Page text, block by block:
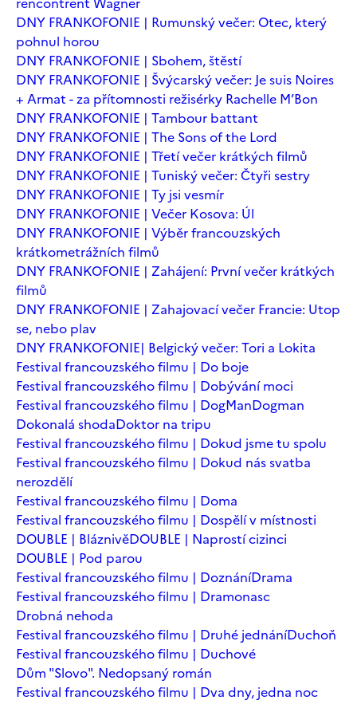
DNY FRANKOFONIE | Rumunský večer: Otec, který
pohnul horou
DNY FRANKOFONIE | Sbohem, štěstí
DNY FRANKOFONIE | Švýcarský večer: Je suis Noires
+ Armat - za přítomnosti režisérky Rachelle M’Bon
DNY FRANKOFONIE | Tambour battant
DNY FRANKOFONIE | The Sons of the Lord
DNY FRANKOFONIE | Třetí večer krátkých filmů
DNY FRANKOFONIE | Tuniský večer: Čtyři sestry
DNY FRANKOFONIE | Ty jsi vesmír
DNY FRANKOFONIE | Večer Kosova: Úl
DNY FRANKOFONIE | Výběr francouzských
krátkometrážních filmů
DNY FRANKOFONIE | Zahájení: První večer krátkých
filmů
DNY FRANKOFONIE | Zahajovací večer Francie: Utop
se, nebo plav
DNY FRANKOFONIE| Belgický večer: Tori a Lokita
Festival francouzského filmu | Do boje
Festival francouzského filmu | Dobývání moci
Festival francouzského filmu | DogManDogman
Dokonalá shodaDoktor na tripu
Festival francouzského filmu | Dokud jsme tu spolu
Festival francouzského filmu | Dokud nás svatba
nerozdělí
Festival francouzského filmu | Doma
Festival francouzského filmu | Dospělí v místnosti
DOUBLE | BláznivěDOUBLE | Naprostí cizinci
DOUBLE | Pod parou
Festival francouzského filmu | DoznáníDrama
Festival francouzského filmu | Dramonasc
Drobná nehoda
Festival francouzského filmu | Druhé jednáníDuchoň
Festival francouzského filmu | Duchové
Dům "Slovo". Nedopsaný román
Festival francouzského filmu | Dva dny, jedna noc